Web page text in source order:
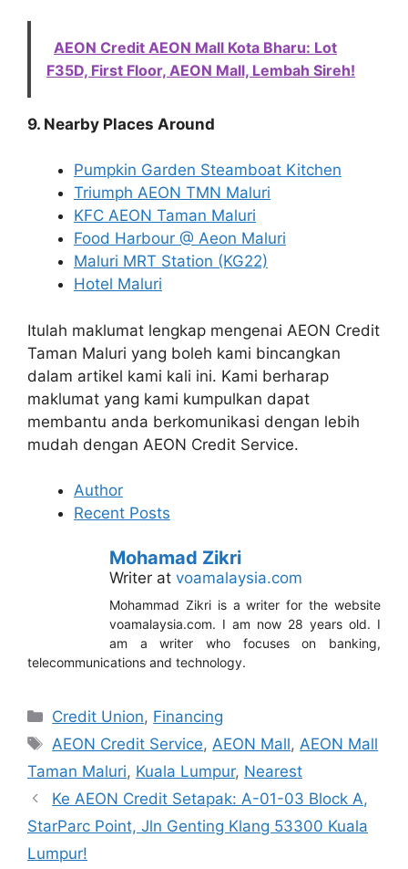
AEON Credit AEON Mall Kota Bharu: Lot
F35D, First Floor, AEON Mall, Lembah Sireh!
9. Nearby Places Around
Pumpkin Garden Steamboat Kitchen
Triumph AEON TMN Maluri
KFC AEON Taman Maluri
Food Harbour @ Aeon Maluri
Maluri MRT Station (KG22)
Hotel Maluri
Itulah maklumat lengkap mengenai AEON Credit
Taman Maluri yang boleh kami bincangkan
dalam artikel kami kali ini. Kami berharap
maklumat yang kami kumpulkan dapat
membantu anda berkomunikasi dengan lebih
mudah dengan AEON Credit Service.
Author
Recent Posts
Mohamad Zikri
Writer at voamalaysia.com
Mohammad Zikri is a writer for the website
voamalaysia.com. I am now 28 years old. I
am a writer who focuses on banking,
telecommunications and technology.
Categories
Credit Union, Financing
Tags
AEON Credit Service, AEON Mall, AEON Mall
Taman Maluri, Kuala Lumpur, Nearest
Ke AEON Credit Setapak: A-01-03 Block A,
StarParc Point, Jln Genting Klang 53300 Kuala
Lumpur!